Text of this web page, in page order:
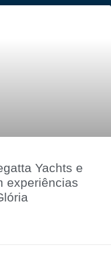
Yachts e
experiências